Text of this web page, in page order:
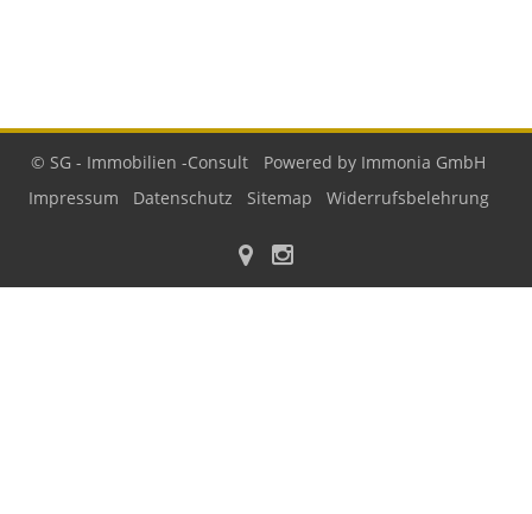
© SG - Immobilien -Consult
Powered by Immonia GmbH
Impressum
Datenschutz Sitemap Widerrufsbelehrung